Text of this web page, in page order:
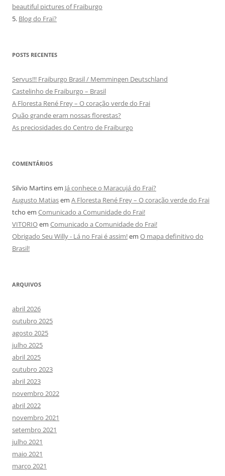
beautiful pictures of Fraiburgo
5. Blog do Frai?
POSTS RECENTES
Servus!!! Fraiburgo Brasil / Memmingen Deutschland
Castelinho de Fraiburgo – Brasil
A Floresta René Frey – O coração verde do Frai
Quão grande eram nossas florestas?
As preciosidades do Centro de Fraiburgo
COMENTÁRIOS
Silvio Martinsem Já conhece o Maracujá do Frai?
Augusto Matiasem A Floresta René Frey – O coração verde do Frai
tcho em Comunicado a Comunidade do Frai!
VITORIOem Comunicado a Comunidade do Frai!
Obrigado Seu Willy - Lá no Frai é assim!em O mapa definitivo do
Brasil!
ARQUIVOS
abril 2026
outubro 2025
agosto 2025
julho 2025
abril 2025
outubro 2023
abril 2023
novembro 2022
abril 2022
novembro 2021
setembro 2021
julho 2021
maio 2021
março 2021